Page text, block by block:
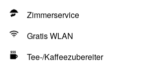
Zimmerservice
Gratis WLAN
Tee-/Kaffeezubereiter